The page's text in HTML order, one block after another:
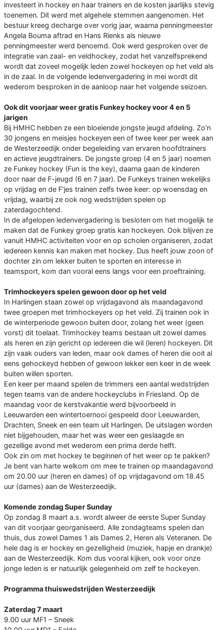
investeert in hockey en haar trainers en de kosten jaarlijks stevig
toenemen. Dit werd met algehele stemmen aangenomen. Het
bestuur kreeg decharge over vorig jaar, waarna penningmeester
Angela Bouma aftrad en Hans Rienks als nieuwe
penningmeester werd benoemd. Ook werd gesproken over de
integratie van zaal- en veldhockey, zodat het vanzelfsprekend
wordt dat zoveel mogelijk leden zowel hockeyen op het veld als
in de zaal. In de volgende ledenvergadering in mei wordt dit
wederom besproken in de aanloop naar het volgende seizoen.
Ook dit voorjaar weer gratis Funkey hockey voor 4 en 5
jarigen
Bij HMHC hebben ze een bloeiende jongste jeugd afdeling. Zo’n
30 jongens en meisjes hockeyen een of twee keer per week aan
de Westerzeedijk onder begeleiding van ervaren hoofdtrainers
en actieve jeugdtrainers. De jongste groep (4 en 5 jaar) noemen
ze Funkey hockey (Fun is the key), daarna gaan de kinderen
door naar de F-jeugd (6 en 7 jaar). De Funkeys trainen wekelijks
op vrijdag en de F’jes trainen zelfs twee keer: op woensdag en
vrijdag, waarbij ze ook nog wedstrijden spelen op
zaterdagochtend.
In de afgelopen ledenvergadering is besloten om het mogelijk te
maken dat de Funkey groep gratis kan hockeyen. Ook blijven ze
vanuit HMHC activiteiten voor en op scholen organiseren, zodat
iedereen kennis kan maken met hockey. Dus heeft jouw zoon of
dochter zin om lekker buiten te sporten en interesse in
teamsport, kom dan vooral eens langs voor een proeftraining.
Trimhockeyers spelen gewoon door op het veld
In Harlingen staan zowel op vrijdagavond als maandagavond
twee groepen met trimhockeyers op het veld. Zij trainen ook in
de winterperiode gewoon buiten door, zolang het weer (geen
vorst) dit toelaat. Trimhockey teams bestaan uit zowel dames
als heren en zijn gericht op iedereen die wil (leren) hockeyen. Dit
zijn vaak ouders van leden, maar ook dames of heren die ooit al
eens gehockeyd hebben of gewoon lekker een keer in de week
buiten willen sporten.
Een keer per maand spelen de trimmers een aantal wedstrijden
tegen teams van de andere hockeyclubs in Friesland. Op de
maandag voor de kerstvakantie werd bijvoorbeeld in
Leeuwarden een wintertoernooi gespeeld door Leeuwarden,
Drachten, Sneek en een team uit Harlingen. De uitslagen worden
niet bijgehouden, maar het was weer een geslaagde en
gezellige avond met wederom een prima derde helft.
Ook zin om met hockey te beginnen of het weer op te pakken?
Je bent van harte welkom om mee te trainen op maandagavond
om 20.00 uur (heren en dames) of op vrijdagavond om 18.45
uur (dames) aan de Westerzeedijk.
Komende zondag Super Sunday
Op zondag 8 maart a.s. wordt alweer de eerste Super Sunday
van dit voorjaar georganiseerd. Alle zondagteams spelen dan
thuis, dus zowel Dames 1 als Dames 2, Heren als Veteranen. De
hele dag is er hockey en gezelligheid (muziek, hapje en drankje)
aan de Westerzeedijk. Kom dus vooral kijken, ook voor onze
jonge leden is er natuurlijk gelegenheid om zelf te hockeyen.
Programma thuiswedstrijden Westerzeedijk
Zaterdag 7 maart
9.00 uur MF1 – Sneek